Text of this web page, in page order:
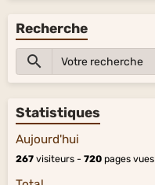
Recherche
Statistiques
Aujourd'hui
267 visiteurs - 720 pages vues